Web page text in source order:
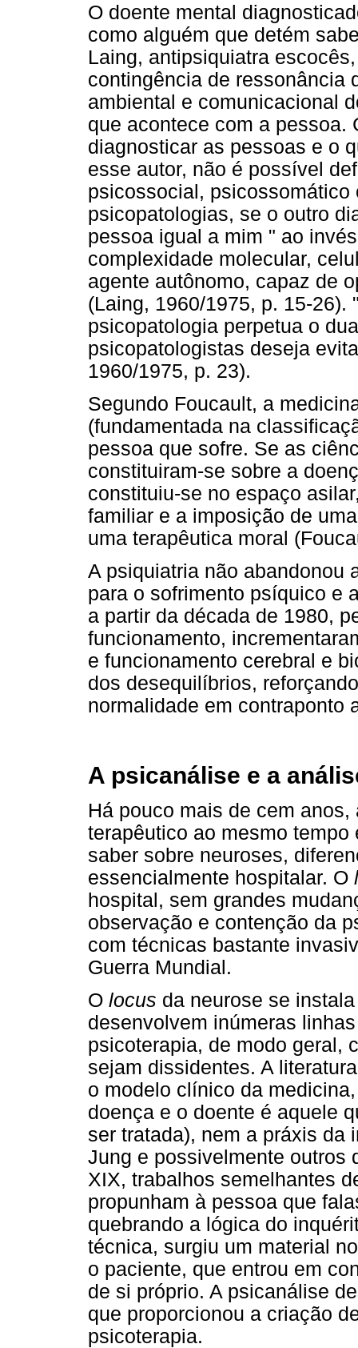
O doente mental
como alguém que detém
Laing, antipsiquiatra
contingência de ressonância
ambiental e comunicacional
que acontece com a pessoa.
diagnosticar as pessoas e o
esse autor, não é possível
psicossocial,
psicopatologias, se o outro
pessoa igual a mim " ao
complexidade molecular,
agente autônomo, capaz de
(Laing, 1960/1975, p. 15-26).
psicopatologia perpetua o
psicopatologistas deseja
1960/1975, p. 23).
Segundo Foucault, a
(fundamentada na
pessoa que sofre. Se as
constituiram-se sobre a
constituiu-se no espaço
familiar e a imposição de
uma terapêutica moral
A psiquiatria não abandonou
para o sofrimento psíquico e
a partir da década de 1980,
funcionamento,
e funcionamento cerebral e
dos desequilíbrios,
normalidade em contraponto
A psicanálise e a
Há pouco mais de cem
terapêutico ao mesmo
saber sobre neuroses,
essencialmente hospitalar. O
hospital, sem grandes
observação e contenção da
com técnicas bastante
Guerra Mundial.
O locus da neurose se
desenvolvem inúmeras
psicoterapia, de modo geral,
sejam dissidentes. A
o modelo clínico da
doença e o doente é aquele
ser tratada), nem a práxis da
Jung e possivelmente outros
XIX, trabalhos semelhantes
propunham à pessoa que
quebrando a lógica do
técnica, surgiu um material
o paciente, que entrou em
de si próprio. A psicanálise
que proporcionou a criação
psicoterapia.